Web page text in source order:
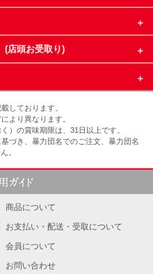
(店頭お受取り)
しております。
より異なります。
）の賞味期限は、31日以上です。
づき、暴力団名でのご注文、暴力団名
。
商品について
お支払い・配送・受取について
会員について
お問い合わせ